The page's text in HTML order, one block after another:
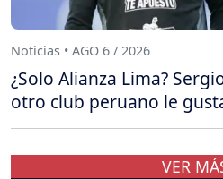
Noticias • AGO 6 / 2026
¿Solo Alianza Lima?
otro club peruano le
VER